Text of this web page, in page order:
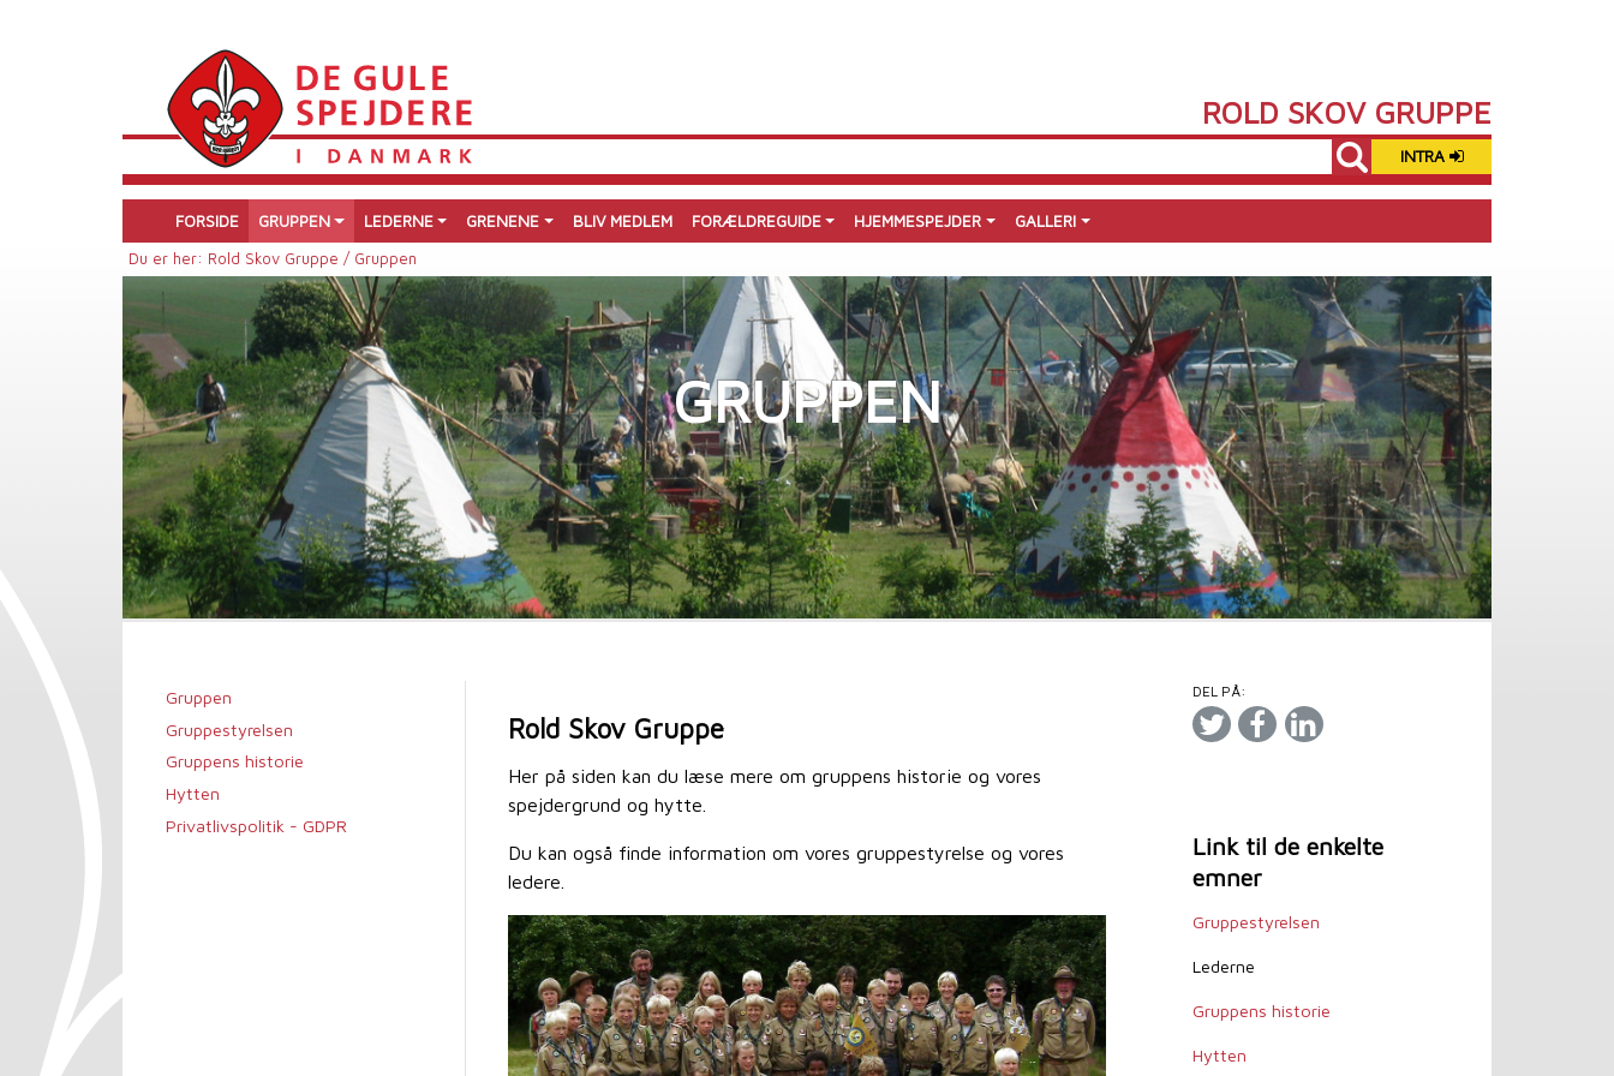
ROLD SKOV GRUPPE
INTRA
FORSIDE GRUPPEN LEDERNE GRENENE BLIV MEDLEM FORÆLDREGUIDE HJEMMESPEJDER GALLERI
Du er her: Rold Skov Gruppe / Gruppen
GRUPPEN
Gruppen
Gruppestyrelsen
Gruppens historie
Hytten
Privatlivspolitik - GDPR
Rold Skov Gruppe
Her på siden kan du læse mere om gruppens historie og vores
spejdergrund og hytte.
Du kan også finde information om vores gruppestyrelse og vores
ledere.
DEL PÅ:
Link til de enkelte
emner
Gruppestyrelsen
Lederne
Gruppens historie
Hytten